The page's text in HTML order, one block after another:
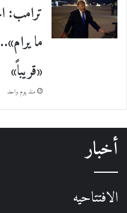
ترامب:
ما
«قريباً»
منذ يوم واحد
أخبار
الافتتاحيه